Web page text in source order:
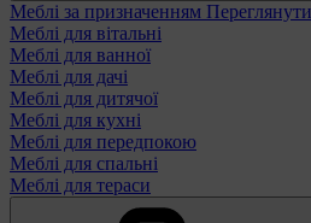
Меблі за призначенням Переглянути
Меблі для вітальні
Меблі для ванної
Меблі для дачі
Меблі для дитячої
Меблі для кухні
Меблі для передпокою
Меблі для спальні
Меблі для тераси